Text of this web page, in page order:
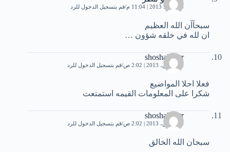
4 مارس، 2013 | 11:04 م قم بتسجيل الدخول للرد
سبحآآن الله العظيم
ان لله في خلقه شؤون …
shoshah4qtr
24 مارس، 2013 | 2:02 ص قم بتسجيل الدخول للرد
فعلا احلا المواضيع
شكرا على المعلومات القيمه استمتعت
shoshah4qtr
24 مارس، 2013 | 2:02 ص قم بتسجيل الدخول للرد
سبحان الله الخالق